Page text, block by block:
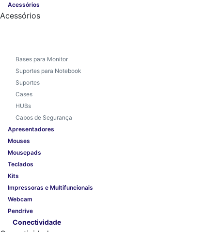
Acessórios
Acessórios
Bases para Monitor
Suportes para Notebook
Suportes
Cases
HUBs
Cabos de Segurança
Apresentadores
Mouses
Mousepads
Teclados
Kits
Impressoras e Multifuncionais
Webcam
Pendrive
Conectividade